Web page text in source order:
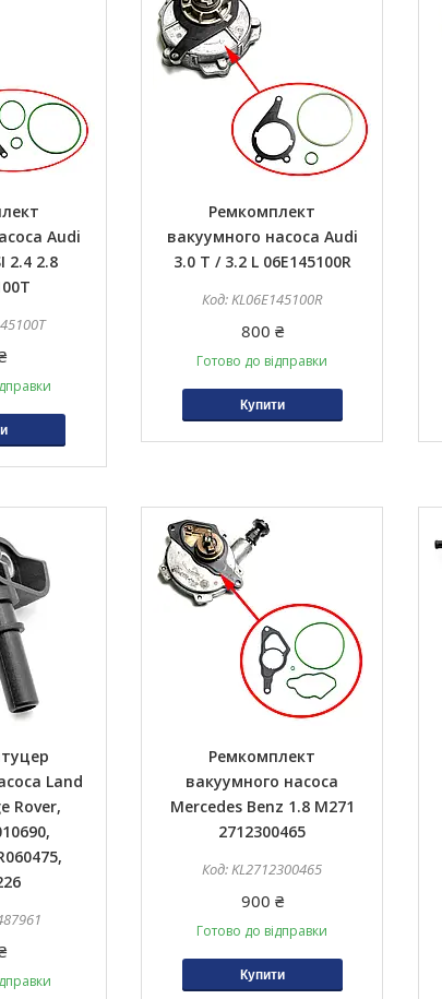
Audi
2.4 2.8
Ремкомплект
вакуумного насоса Audi
3.0 T / 3.2 L 06E145100R
KL06E145100R
800 ₴
Готово до відправки
Купити
Land
Rover,
Ремкомплект
вакуумного насоса
Mercedes Benz 1.8 M271
2712300465
KL2712300465
900 ₴
Готово до відправки
Купити